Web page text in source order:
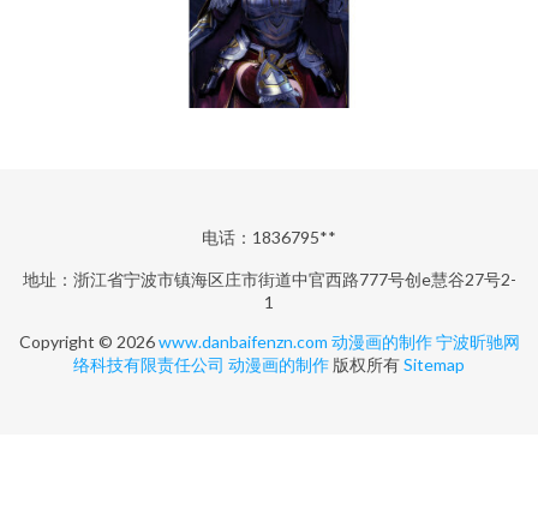
电话：1836795**
地址：浙江省宁波市镇海区庄市街道中官西路777号创e慧谷27号2-
1
Copyright © 2026www.danbaifenzn.com 动漫画的制作 宁波昕驰网
络科技有限责任公司 动漫画的制作 版权所有Sitemap